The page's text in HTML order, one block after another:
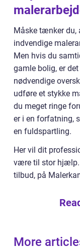
Måske tænker du,
indvendige
Men hvis du
gamle bolig, er
nødvendige
udføre et stykke
du meget ringe
er i en forfatning,
en fuldspartling.
Her vil dit
være til stor hjælp.
tilbud, på
More